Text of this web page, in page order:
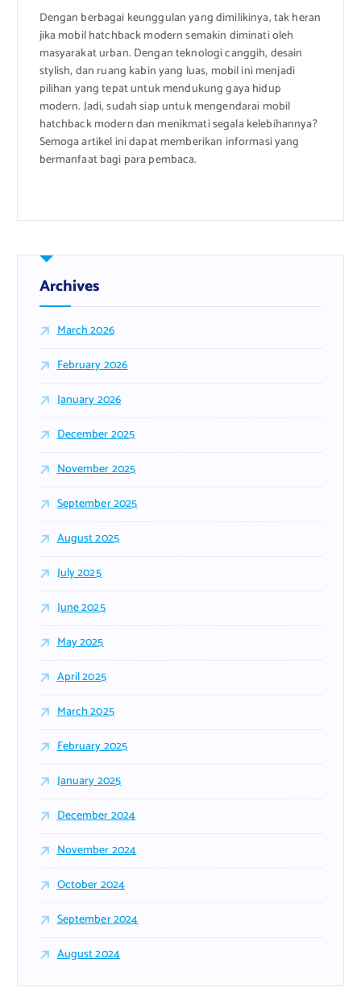
Dengan berbagai keunggulan yang dimilikinya, tak heran
jika mobil hatchback modern semakin diminati oleh
masyarakat urban. Dengan teknologi canggih, desain
stylish, dan ruang kabin yang luas, mobil ini menjadi
pilihan yang tepat untuk mendukung gaya hidup
modern. Jadi, sudah siap untuk mengendarai mobil
hatchback modern dan menikmati segala kelebihannya?
Semoga artikel ini dapat memberikan informasi yang
bermanfaat bagi para pembaca.
Archives
March 2026
February 2026
January 2026
December 2025
November 2025
September 2025
August 2025
July 2025
June 2025
May 2025
April 2025
March 2025
February 2025
January 2025
December 2024
November 2024
October 2024
September 2024
August 2024